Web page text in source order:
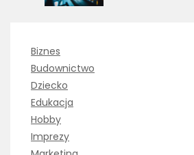
Biznes
Budownictwo
Dziecko
Edukacja
Hobby
Imprezy